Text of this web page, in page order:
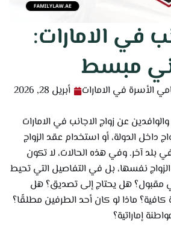
في الامارات:
مبسط
الأسرة في الامارات
أبريل 28, 2026
عن زواج الاجانب في الامارات
داخل الدولة، أو استخدام عقد الزواج
بلد آخر. وفي هذه الحالات، لا تكون
نفسها، بل في التفاصيل التي تحيط
مقبول؟ هل يحتاج إلى تصديق؟ هل
كافية؟ ماذا لو كان أحد الطرفين مطلقًا؟
إماراتية؟